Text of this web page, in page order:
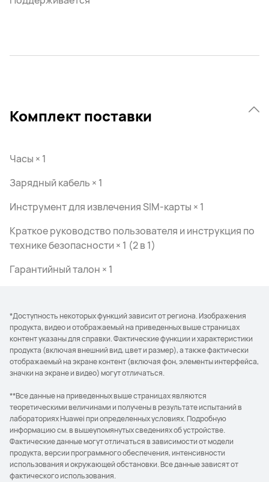
Комплект поставки
Часы × 1
Зарядный кабель × 1
Инструмент для извлечения SIM-карты × 1
Краткое руководство пользователя и инструкция по
технике безопасности × 1 (2 в 1)
Гарантийный талон × 1
*Доступность некоторых функций зависит от региона. Изображения
продукта, видео и отображаемый на приведенных выше страницах
контент указаны для справки. Фактические функции и характеристики
продукта (включая внешний вид, цвет и размер), а также фактически
отображаемый на экране контент (включая фон, элементы интерфейса,
значки на экране и видео) могут отличаться.
**Все данные на приведенных выше страницах являются
теоретическими величинами и получены в результате испытаний в
лабораториях Huawei при определенных условиях. Подробную
информацию см. в вышеупомянутых сведениях об устройстве.
Фактические данные могут отличаться в зависимости от модели
продукта, версии программного обеспечения, интенсивности
использования и окружающей обстановки. Все данные зависят от
фактического использования.